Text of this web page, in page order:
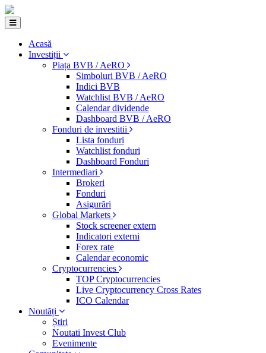
Acasă
Investiții
Piața BVB / AeRO
Simboluri BVB / AeRO
Indici BVB
Watchlist BVB / AeRO
Calendar dividende
Dashboard BVB / AeRO
Fonduri de investitii
Lista fonduri
Watchlist fonduri
Dashboard Fonduri
Intermediari
Brokeri
Fonduri
Asigurări
Global Markets
Stock screener extern
Indicatori externi
Forex rate
Calendar economic
Cryptocurrencies
TOP Cryptocurrencies
Live Cryptocurrency Cross Rates
ICO Calendar
Noutăți
Știri
Noutati Invest Club
Evenimente